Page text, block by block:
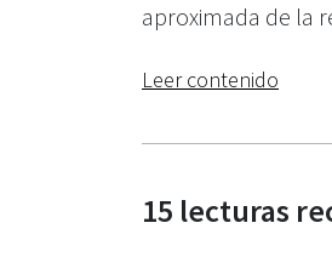
aproximada de la
Leer contenido
15 lecturas